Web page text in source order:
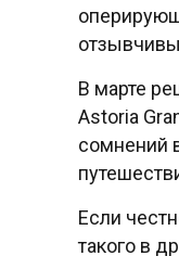
В марте
Astoria
сомнений
Если
такого в